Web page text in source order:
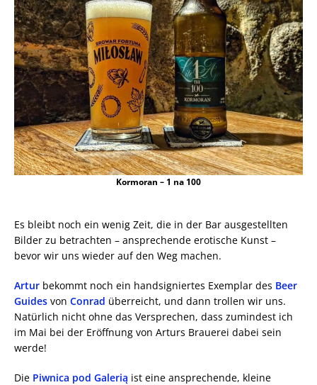
Kormoran – 1 na 100
Es bleibt noch ein wenig Zeit, die in der Bar ausgestellten
Bilder zu betrachten – ansprechende erotische Kunst –
bevor wir uns wieder auf den Weg machen.
Artur bekommt noch ein handsigniertes Exemplar des Beer
Guides von Conrad überreicht, und dann trollen wir uns.
Natürlich nicht ohne das Versprechen, dass zumindest ich
im Mai bei der Eröffnung von Arturs Brauerei dabei sein
werde!
Die Piwnica pod Galerią ist eine ansprechende, kleine